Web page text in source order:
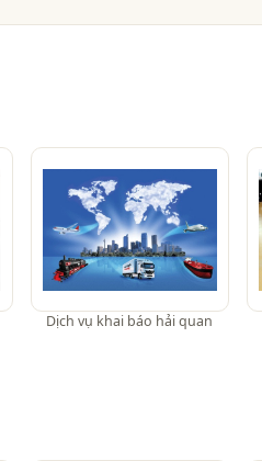
Dịch vụ khai báo hải quan